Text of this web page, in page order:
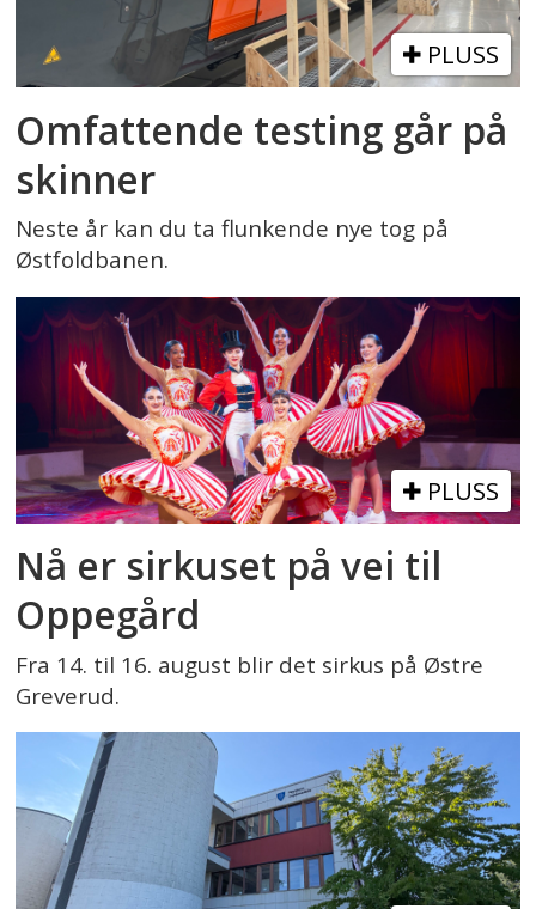
PLUSS
Omfattende testing går på
skinner
Neste år kan du ta flunkende nye tog på
Østfoldbanen.
PLUSS
Nå er sirkuset på vei til
Oppegård
Fra 14. til 16. august blir det sirkus på Østre
Greverud.